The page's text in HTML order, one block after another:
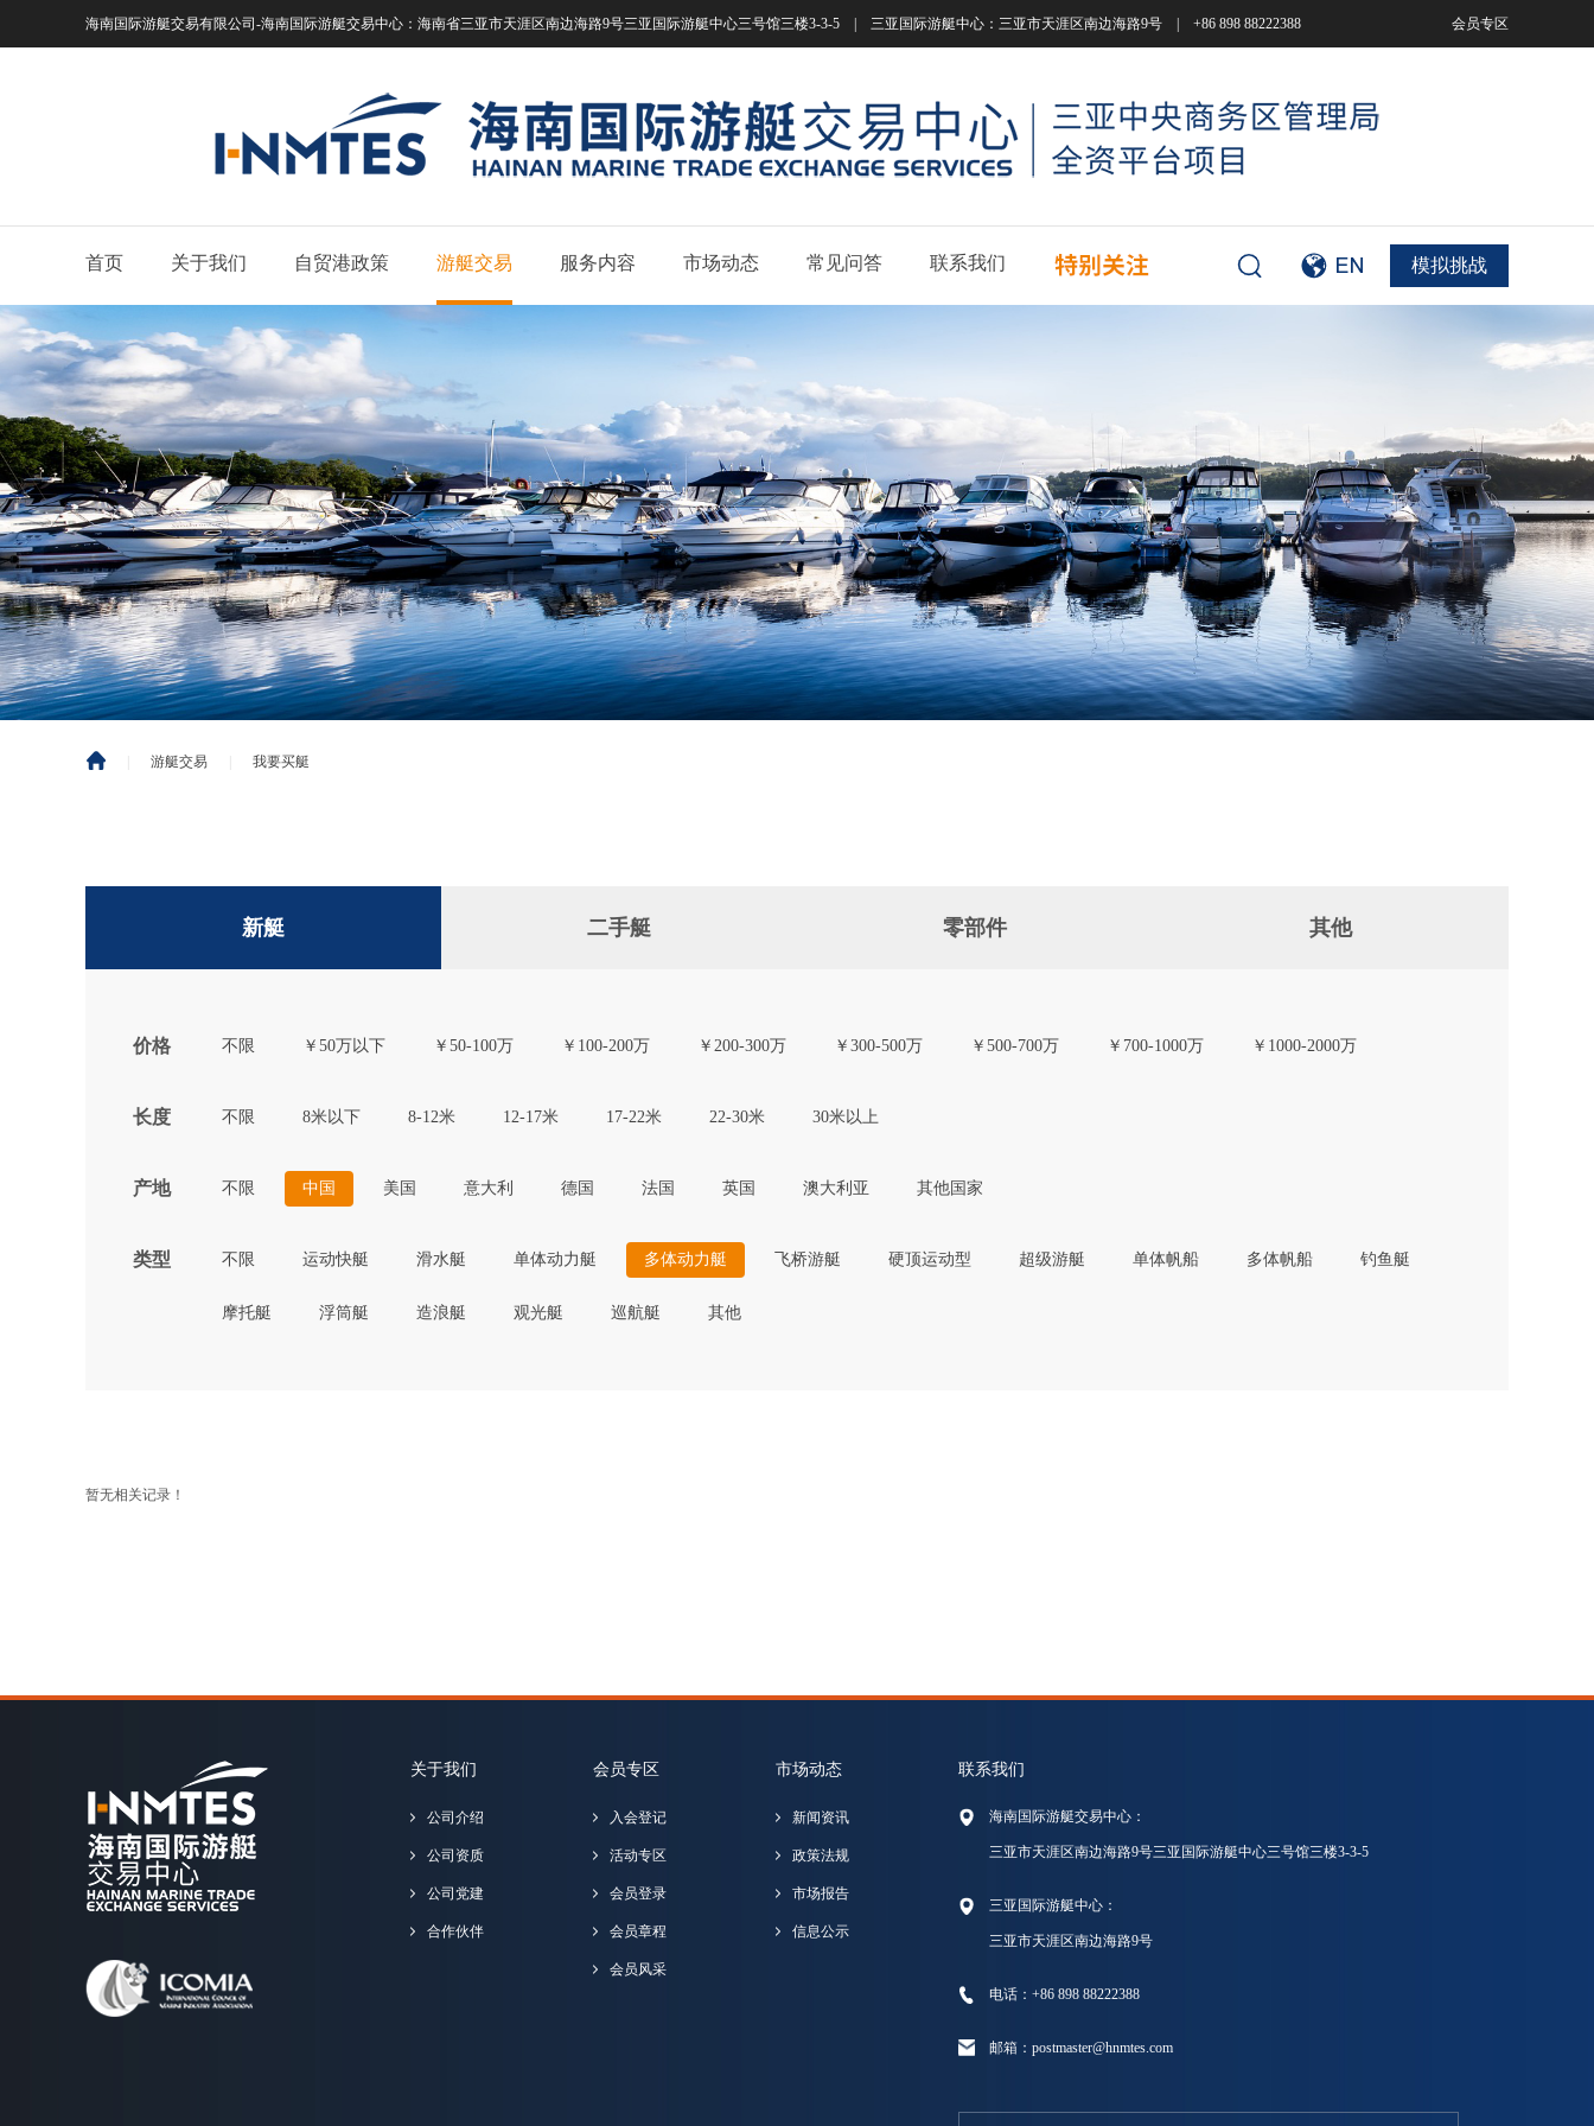
海南国际游艇交易有限公司-海南国际游艇交易中心： 海南省三亚市天涯区南边海路9号三亚国际游艇中心三号馆三楼3-3-5 | 三亚国际游艇中心：三亚市天涯区南边海路9号 | +86 898 88222388 会员专区
模拟挑战
首页 关于我们 自贸港政策 游艇交易 服务内容 市场动态 常见问答 联系我们
游艇交易 我要买艇
新艇 二手艇 零部件 其他
价格 不限 ￥50万以下 ￥50-100万 ￥100-200万 ￥200-300万 ￥300-500万 ￥500-700万 ￥700-1000万 ￥1000-2000万
长度 不限 8米以下 8-12米 12-17米 17-22米 22-30米 30米以上
产地 不限 中国 美国 意大利 德国 法国 英国 澳大利亚 其他国家
类型 不限 运动快艇 滑水艇 单体动力艇 多体动力艇 飞桥游艇 硬顶运动型 超级游艇 单体帆船 多体帆船 钓鱼艇
摩托艇 浮筒艇 造浪艇 观光艇 巡航艇 其他
暂无相关记录！
关于我们
公司介绍
公司资质
公司党建
合作伙伴
会员专区
入会登记
活动专区
会员登录
会员章程
会员风采
市场动态
新闻资讯
政策法规
市场报告
信息公示
联系我们
海南国际游艇交易中心：
三亚市天涯区南边海路9号三亚国际游艇中心三号馆三楼3-3-5
三亚国际游艇中心：
三亚市天涯区南边海路9号
电话：+86 898 88222388
邮箱：postmaster@hnmtes.com